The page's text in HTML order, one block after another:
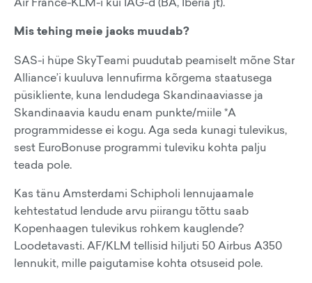
Mis tehing meie jaoks muudab?
SAS-i hüpe SkyTeami puudutab peamiselt mõne Star
Alliance’i kuuluva lennufirma kõrgema staatusega
püsikliente, kuna lendudega Skandinaaviasse ja
Skandinaavia kaudu enam punkte/miile *A
programmidesse ei kogu. Aga seda kunagi tulevikus,
sest EuroBonuse programmi tuleviku kohta palju
teada pole.
Kas tänu Amsterdami Schipholi lennujaamale
kehtestatud lendude arvu piirangu tõttu saab
Kopenhaagen tulevikus rohkem kauglende?
Loodetavasti. AF/KLM tellisid hiljuti 50 Airbus A350
lennukit, mille paigutamise kohta otsuseid pole.